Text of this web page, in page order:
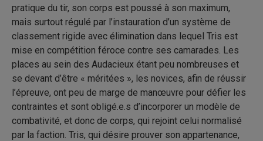
pratique du tir, son corps est poussé à son maximum,
mais surtout régulé par l’instauration d’un système de
classement rigide avec élimination dans lequel Tris est
mise en compétition féroce contre ses camarades. Les
places au sein des Audacieux étant peu nombreuses et
se devant d’être « méritées », les novices, afin de réussir
l’épreuve, ont peu de marge de manœuvre pour défier les
contraintes et sont obligé.e.s d’incorporer un modèle de
combativité, et donc de corps, qui rejoint celui normalisé
par la faction. Tris, qui désire prouver son appartenance,